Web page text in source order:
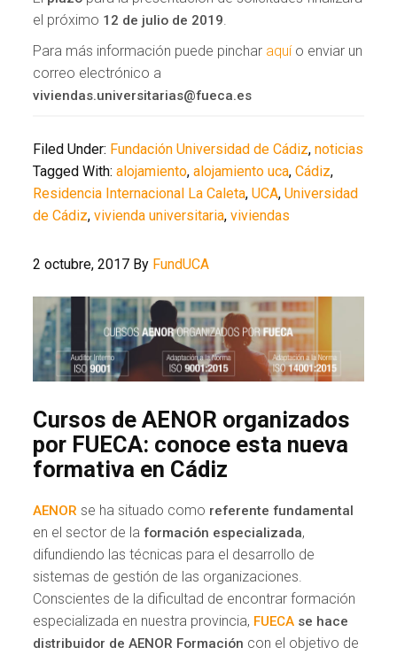
el próximo 12 de julio de 2019.
Para más información puede pinchar aquí o enviar un
correo electrónico a
viviendas.universitarias@fueca.es
Filed Under: Fundación Universidad de Cádiz,noticias
Tagged With:alojamiento,alojamiento uca,Cádiz,
Residencia Internacional La Caleta,UCA,Universidad
de Cádiz,vivienda universitaria,viviendas
2 octubre, 2017 By FundUCA
Cursos de AENOR organizados
por FUECA: conoce esta nueva
formativa en Cádiz
AENOR se ha situado como referente fundamental
en el sector de laformación especializada,
difundiendo las técnicas para el desarrollo de
sistemas de gestión de las organizaciones.
Conscientes de la dificultad de encontrar formación
especializada en nuestra provincia, FUECA se hace
distribuidor de AENOR Formación con el objetivo de